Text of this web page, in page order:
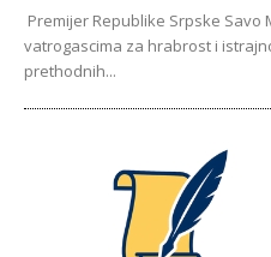
Premijer Republike Srpske Savo
vatrogascima za hrabrost i
prethodnih...